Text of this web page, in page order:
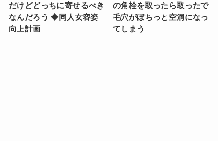
だけどどっちに寄せるべき
なんだろう ◆同人女容姿
向上計画
の角栓を取ったら取ったで
毛穴がぽちっと空洞になっ
てしまう